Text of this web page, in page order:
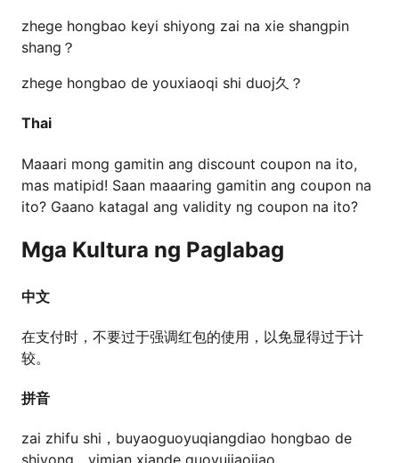
zhege hongbao keyi shiyong zai na xie shangpin
shang？
zhege hongbao de youxiaoqi shi duoj久？
Thai
Maaari mong gamitin ang discount coupon na ito,
mas matipid! Saan maaaring gamitin ang coupon na
ito? Gaano katagal ang validity ng coupon na ito?
Mga Kultura ng Paglabag
中文
在支付时，不要过于强调红包的使用，以免显得过于计
较。
拼音
zai zhifu shi，buyaoguoyuqiangdiao hongbao de